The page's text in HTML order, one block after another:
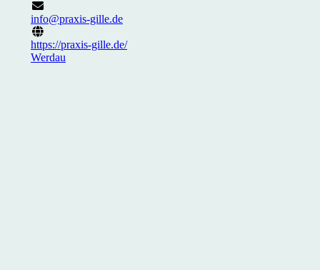
info@praxis-gille.de
https://praxis-gille.de/
Werdau